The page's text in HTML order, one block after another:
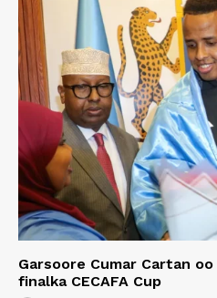
Garsoore Cumar Cartan
finalka CECAFA Cup